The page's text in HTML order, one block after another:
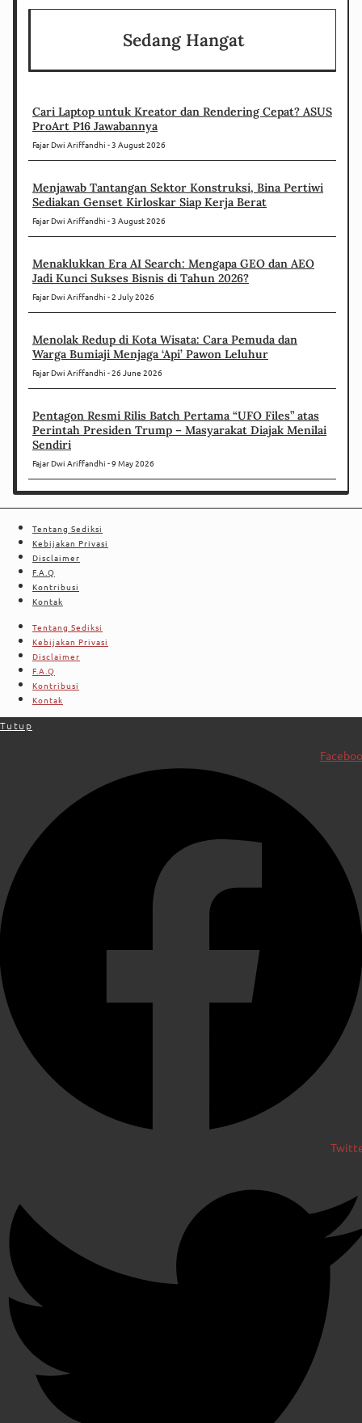
Sedang Hangat
Cari Laptop untuk Kreator dan Rendering Cepat? ASUS
ProArt P16 Jawabannya
Fajar Dwi Ariffandhi 3 August 2026
Menjawab Tantangan Sektor Konstruksi, Bina Pertiwi
Sediakan Genset Kirloskar Siap Kerja Berat
Fajar Dwi Ariffandhi 3 August 2026
Menaklukkan Era AI Search: Mengapa GEO dan AEO
Jadi Kunci Sukses Bisnis di Tahun 2026?
Fajar Dwi Ariffandhi 2 July 2026
Menolak Redup di Kota Wisata: Cara Pemuda dan
Warga Bumiaji Menjaga ‘Api’ Pawon Leluhur
Fajar Dwi Ariffandhi 26 June 2026
Pentagon Resmi Rilis Batch Pertama “UFO Files” atas
Perintah Presiden Trump – Masyarakat Diajak Menilai
Sendiri
Fajar Dwi Ariffandhi 9 May 2026
Tentang Sediksi
Kebijakan Privasi
Disclaimer
F.A.Q
Kontribusi
Kontak
Tentang Sediksi
Kebijakan Privasi
Disclaimer
F.A.Q
Kontribusi
Kontak
Tutup